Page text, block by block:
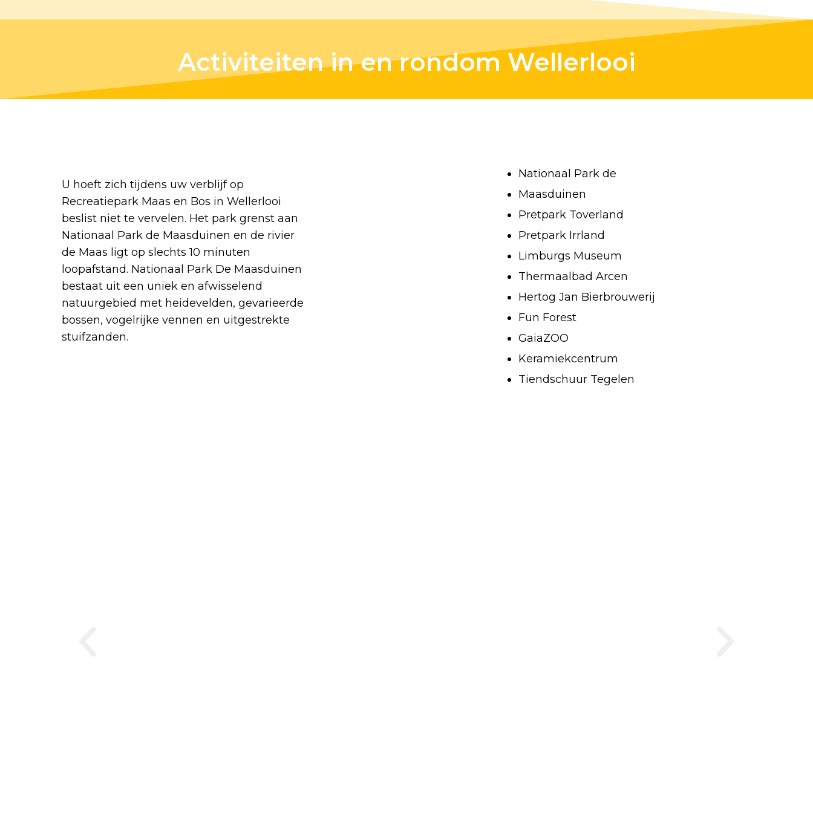
Activiteiten in en rondom Wellerlooi
U hoeft zich tijdens uw verblijf op
Recreatiepark Maas en Bos in Wellerlooi
beslist niet te vervelen. Het park grenst aan
Nationaal Park de Maasduinen en de rivier
de Maas ligt op slechts 10 minuten
loopafstand. Nationaal Park De Maasduinen
bestaat uit een uniek en afwisselend
natuurgebied met heidevelden, gevarieerde
bossen, vogelrijke vennen en uitgestrekte
stuifzanden.
Nationaal Park de
Maasduinen
Pretpark Toverland
Pretpark Irrland
Limburgs Museum
Thermaalbad Arcen
Hertog Jan Bierbrouwerij
Fun Forest
GaiaZOO
Keramiekcentrum
Tiendschuur Tegelen